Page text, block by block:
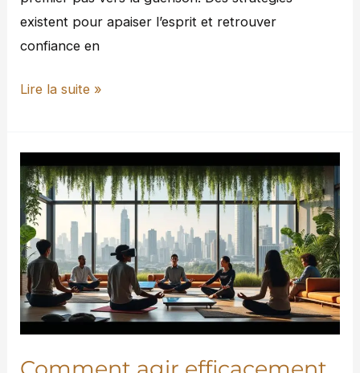
existent pour apaiser l’esprit et retrouver
confiance en
Lire la suite »
Comment
agir
efficacement
sur
votre
subconscient
en
2025